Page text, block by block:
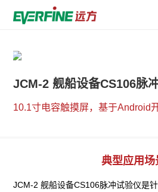
JCM-2 舰船设备CS106脉
10.1寸电容触摸屏，基于Android
典型应用场
JCM-2 舰船设备CS106脉冲试验仪是